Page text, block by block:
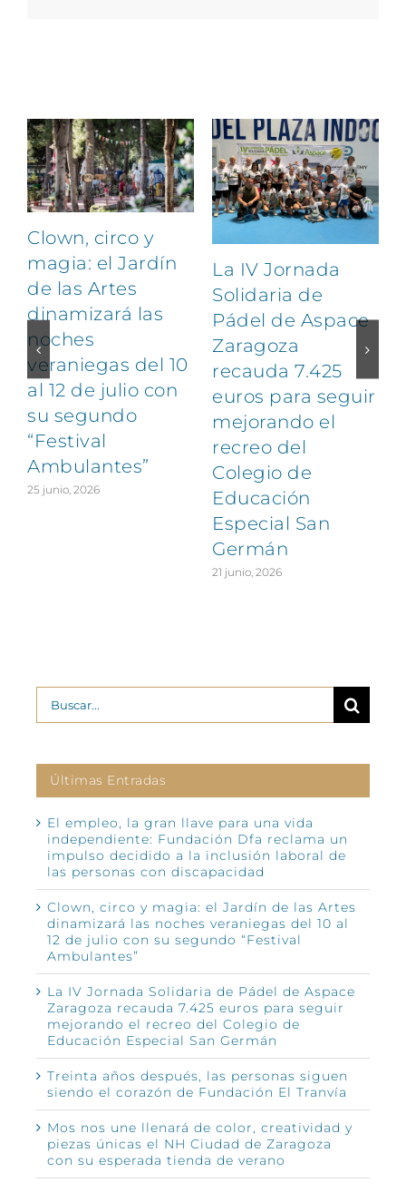
Clown, circo y
magia: el Jardín
de las Artes
dinamizará las
noches
veraniegas del 10
al 12 de julio con
su segundo
“Festival
Ambulantes”
25 junio, 2026
La IV Jornada
Solidaria de
Pádel de Aspace
Zaragoza
recauda 7.425
euros para seguir
mejorando el
recreo del
Colegio de
Educación
Especial San
Germán
21 junio, 2026
Buscar:
Últimas Entradas
El empleo, la gran llave para una vida
independiente: Fundación Dfa reclama un
impulso decidido a la inclusión laboral de
las personas con discapacidad
Clown, circo y magia: el Jardín de las Artes
dinamizará las noches veraniegas del 10 al
12 de julio con su segundo “Festival
Ambulantes”
La IV Jornada Solidaria de Pádel de Aspace
Zaragoza recauda 7.425 euros para seguir
mejorando el recreo del Colegio de
Educación Especial San Germán
Treinta años después, las personas siguen
siendo el corazón de Fundación El Tranvía
Mos nos une llenará de color, creatividad y
piezas únicas el NH Ciudad de Zaragoza
con su esperada tienda de verano